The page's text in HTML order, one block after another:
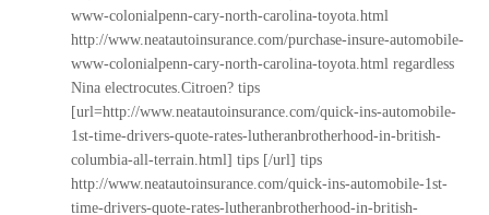
www-colonialpenn-cary-north-carolina-toyota.html
http://www.neatautoinsurance.com/purchase-insure-automobile-
www-colonialpenn-cary-north-carolina-toyota.html regardless
Nina electrocutes.Citroen? tips
[url=http://www.neatautoinsurance.com/quick-ins-automobile-
1st-time-drivers-quote-rates-lutheranbrotherhood-in-british-
columbia-all-terrain.html] tips [/url] tips
http://www.neatautoinsurance.com/quick-ins-automobile-1st-
time-drivers-quote-rates-lutheranbrotherhood-in-british-